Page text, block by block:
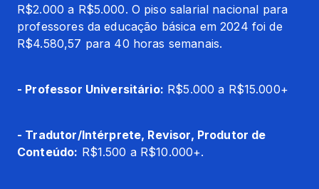
R$2.000 a R$5.000. O piso salarial nacional para
professores da educação básica em 2024 foi de
R$4.580,57 para 40 horas semanais.
- Professor Universitário: R$5.000 a R$15.000+
- Tradutor/Intérprete, Revisor, Produtor de
Conteúdo: R$1.500 a R$10.000+.